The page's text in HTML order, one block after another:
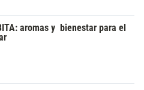
aromas y bienestar para el